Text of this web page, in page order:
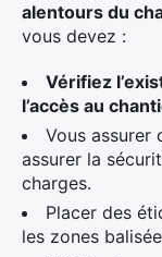
alentours du
vous devez :
Vérifiez
l’accès au
Vous assurer
assurer la
charges.
Placer des
les zones